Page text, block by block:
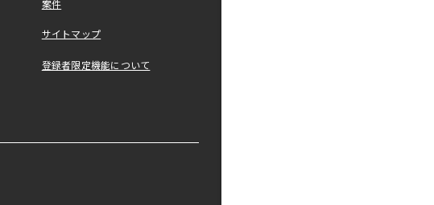
案件
サイトマップ
登録者限定機能について